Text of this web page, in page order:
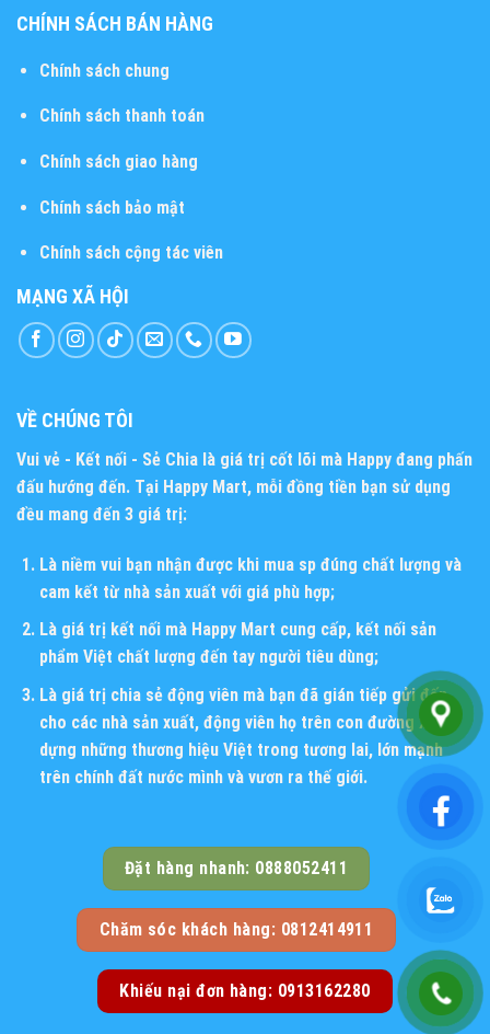
CHÍNH SÁCH BÁN HÀNG
Chính sách chung
Chính sách thanh toán
Chính sách giao hàng
Chính sách bảo mật
Chính sách cộng tác viên
MẠNG XÃ HỘI
VỀ CHÚNG TÔI
Vui vẻ - Kết nối - Sẻ Chia là giá trị cốt lõi mà Happy đang phấn
đấu hướng đến. Tại Happy Mart, mỗi đồng tiền bạn sử dụng
đều mang đến 3 giá trị:
Là niềm vui bạn nhận được khi mua sp đúng chất lượng và
cam kết từ nhà sản xuất với giá phù hợp;
Là giá trị kết nối mà Happy Mart cung cấp, kết nối sản
phẩm Việt chất lượng đến tay người tiêu dùng;
Là giá trị chia sẻ động viên mà bạn đã gián tiếp gửi đến
cho các nhà sản xuất, động viên họ trên con đường xây
dựng những thương hiệu Việt trong tương lai, lớn mạnh
trên chính đất nước mình và vươn ra thế giới.
Đặt hàng nhanh: 0888052411
Chăm sóc khách hàng: 0812414911
Khiếu nại đơn hàng: 0913162280